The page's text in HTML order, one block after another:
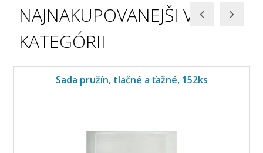
NAJNAKUPOVANEJŠI V
KATEGÓRII
Sada pružín, tlačné a ťažné, 152ks